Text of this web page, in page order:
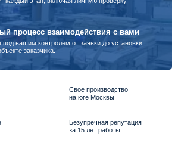
процесс взаимодействия с вами
под вашим контролем от заявки до установки
заказчика.
Свое производство
на юге Москвы
Безупречная репутация
за 15 лет работы